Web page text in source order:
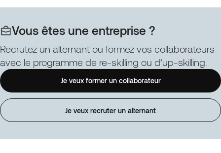
et
Coordonner
la
production
d’une
communication
de
design
numérique
Vous êtes une entreprise ?
Recrutez un alternant ou formez vos collaborateurs
avec le programme de re-skilling ou d’up-skilling.
Je veux former un collaborateur
Je veux recruter un alternant